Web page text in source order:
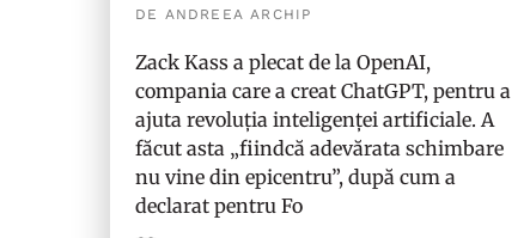
DE ANDREEA ARCHIP
Zack Kass a plecat de la OpenAI,
compania care a creat ChatGPT, pentru a
ajuta revoluția inteligenței artificiale. A
făcut asta „fiindcă adevărata schimbare
nu vine din epicentru”, după cum a
declarat pentru Fo